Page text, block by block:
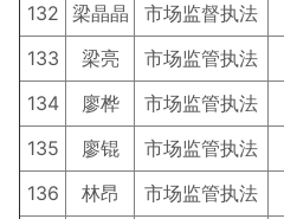
132 梁晶晶 市场监督执法
133
梁亮 市场监管执法
134
廖桦 市场监管执法
135
廖锟 市场监管执法
136
林昂 市场监管执法